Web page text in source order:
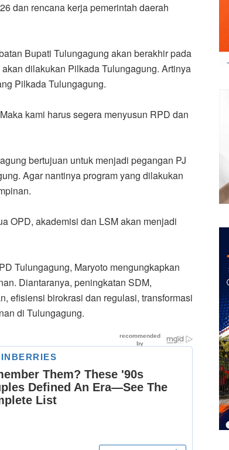
dan rencana kerja pemerintah daerah
Bupati Tulungagung akan berakhir pada
dilakukan Pilkada Tulungagung. Artinya
Pilkada Tulungagung.
kami harus segera menyusun RPD dan
bertujuan untuk menjadi pegangan PJ
Agar nantinya program yang dilakukan
OPD, akademisi dan LSM akan menjadi
Tulungagung, Maryoto mengungkapkan
Diantaranya, peningkatan SDM,
efisiensi birokrasi dan regulasi, transformasi
di Tulungagung.